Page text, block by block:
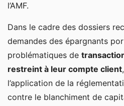
l’AMF.
Dans le cadre des dossiers
demandes des épargnants
problématiques de
restreint à leur compte client
l’application de la
contre le blanchiment de